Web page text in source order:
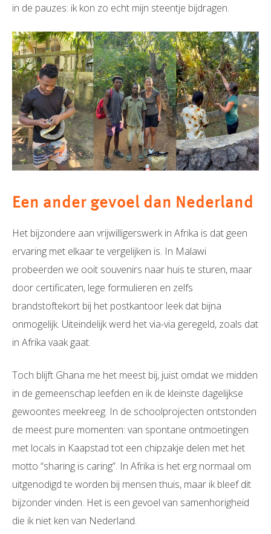
in de pauzes: ik kon zo echt mijn steentje bijdragen.
Een ander gevoel dan Nederland
Het bijzondere aan vrijwilligerswerk in Afrika is dat geen
ervaring met elkaar te vergelijken is. In Malawi
probeerden we ooit souvenirs naar huis te sturen, maar
door certificaten, lege formulieren en zelfs
brandstoftekort bij het postkantoor leek dat bijna
onmogelijk. Uiteindelijk werd het via-via geregeld, zoals dat
in Afrika vaak gaat.
Toch blijft Ghana me het meest bij, juist omdat we midden
in de gemeenschap leefden en ik de kleinste dagelijkse
gewoontes meekreeg. In de schoolprojecten ontstonden
de meest pure momenten: van spontane ontmoetingen
met locals in Kaapstad tot een chipzakje delen met het
motto “sharing is caring”. In Afrika is het erg normaal om
uitgenodigd te worden bij mensen thuis, maar ik bleef dit
bijzonder vinden. Het is een gevoel van samenhorigheid
die ik niet ken van Nederland.